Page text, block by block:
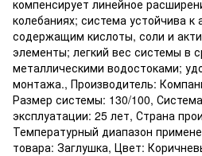
компенсирует линейное
колебаниях; система устойчива
содержащим кислоты, соли и
элементы; легкий вес системы в
металлическими водостоками;
монтажа., Производитель:
Размер системы: 130/100,
эксплуатации: 25 лет, Страна
Температурный диапазон
товара: Заглушка, Цвет: